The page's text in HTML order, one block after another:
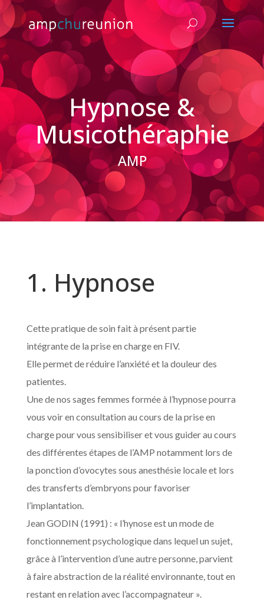
Hypnose &
Musicothéraphie
AMP
1. Hypnose
Cette pratique de soin fait à présent partie
intégrante de la prise en charge en FIV.
Elle permet de réduire l’anxiété et la douleur des
patientes.
Une de nos sages femmes formée à l’hypnose pourra
vous voir en consultation au cours de la prise en
charge pour vous sensibiliser et vous guider au cours
des différentes étapes de l’AMP notamment lors de
la ponction d’ovocytes sous anesthésie locale et lors
des transferts d’embryons pour favoriser
l’implantation.
Jean GODIN (1991) : « l’hynose est un mode de
fonctionnement psychologique dans lequel un sujet,
grâce à l’intervention d’une autre personne, parvient
à faire abstraction de la réalité environnante, tout en
restant en relation avec l’accompagnateur ».